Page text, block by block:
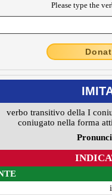
Please type the
verbo transitivo della I
coniugato nella forma